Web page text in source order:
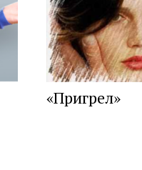
«Пригрел»